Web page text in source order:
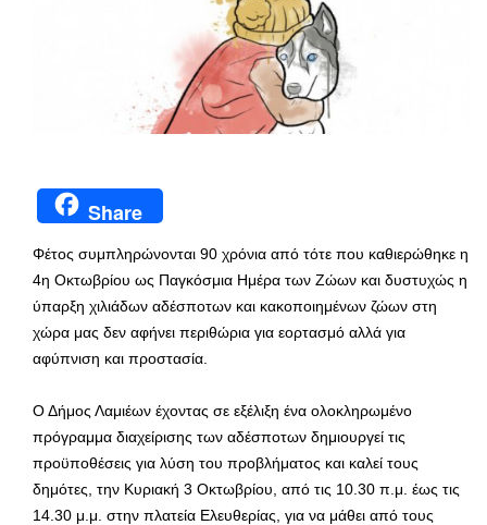
Share
Φέτος συμπληρώνονται 90 χρόνια από τότε που καθιερώθηκε η
4η Οκτωβρίου ως Παγκόσμια Ημέρα των Ζώων και δυστυχώς η
ύπαρξη χιλιάδων αδέσποτων και κακοποιημένων ζώων στη
χώρα μας δεν αφήνει περιθώρια για εορτασμό αλλά για
αφύπνιση και προστασία.
Ο Δήμος Λαμιέων έχοντας σε εξέλιξη ένα ολοκληρωμένο
πρόγραμμα διαχείρισης των αδέσποτων δημιουργεί τις
προϋποθέσεις για λύση του προβλήματος και καλεί τους
δημότες, την Κυριακή 3 Οκτωβρίου, από τις 10.30 π.μ. έως τις
14.30 μ.μ. στην πλατεία Ελευθερίας, για να μάθει από τους